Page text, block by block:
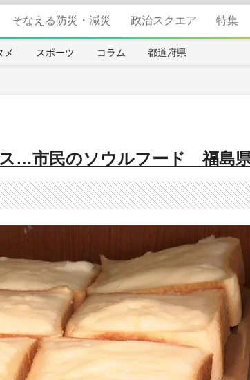
そなえる防災・減災 政治スクエア 特集
メ スポーツ コラム 都道府県
…市民のソウルフード 福島